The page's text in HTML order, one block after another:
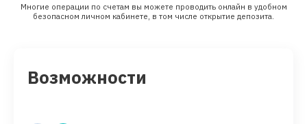
Многие операции по счетам вы можете проводить онлайн в удобном
безопасном личном кабинете, в том числе открытие депозита.
Возможности